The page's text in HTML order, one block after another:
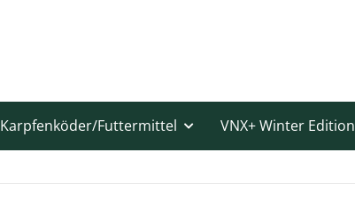
Karpfenköder/Futtermittel VNX+ Winter Edition